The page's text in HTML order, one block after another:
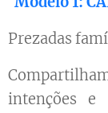
Prezadas
intenções e